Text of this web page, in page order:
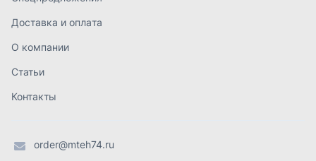
+7 (904) 945-52-55
г. Златоуст
г. Челябинск